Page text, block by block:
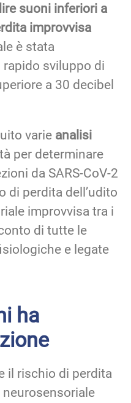
suoni inferiori a
improvvisa
è stata
sviluppo di
a 30 decibel
varie analisi
per determinare
da SARS-CoV-2
di perdita dell’udito
improvvisa tra i
di tutte le
e legate
ha
il rischio di perdita
neurosensoriale